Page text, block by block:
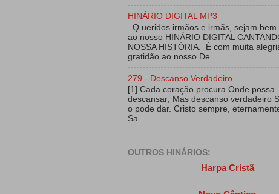
HINÁRIO DIGITAL MP3
Q ueridos irmãos e irmãs, sejam bem
ao nosso HINÁRIO DIGITAL
NOSSA HISTÓRIA. É com muita
gratidão ao nosso De...
279 - Descanso Verdadeiro
[1] Cada coração procura Onde possa
descansar; Mas descanso verdadeiro
o pode dar. Cristo sempre,
Sa...
OUTROS HINÁRIOS:
Harpa Cristã